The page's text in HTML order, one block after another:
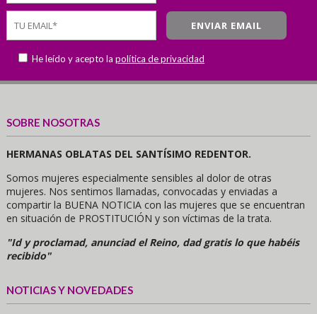
He leído y acepto la política de privacidad
SOBRE NOSOTRAS
HERMANAS OBLATAS DEL SANTÍSIMO REDENTOR.
Somos mujeres especialmente sensibles al dolor de otras
mujeres. Nos sentimos llamadas, convocadas y enviadas a
compartir la BUENA NOTICIA con las mujeres que se encuentran
en situación de PROSTITUCIÓN y son víctimas de la trata.
"Id y proclamad, anunciad el Reino, dad gratis lo que habéis
recibido"
NOTICIAS Y NOVEDADES